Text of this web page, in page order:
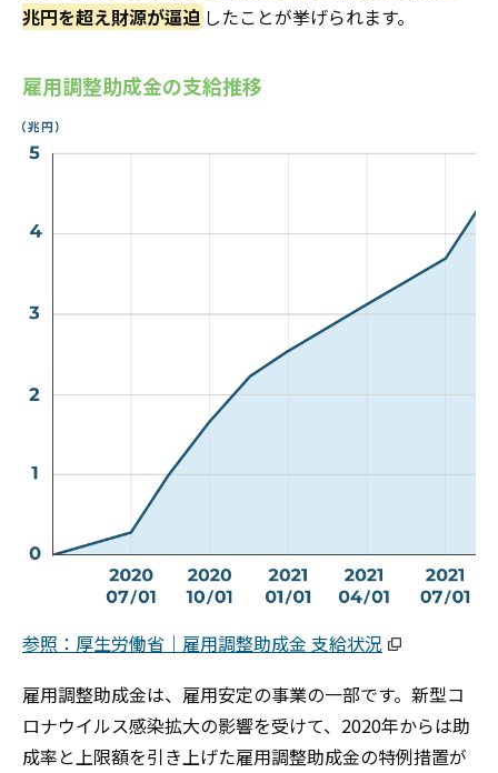
兆円を超え財源が逼迫 したことが挙げられます。
雇用調整助成金の支給推移
参照：厚生労働省｜雇用調整助成金 支給状況
雇用調整助成金は、雇用安定の事業の一部です。新型コ
ロナウイルス感染拡大の影響を受けて、2020年からは助
成率と上限額を引き上げた雇用調整助成金の特例措置が